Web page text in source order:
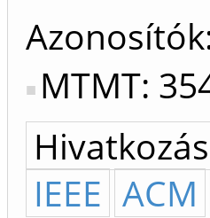
Azonosítók
MTMT:
IEEE ACM